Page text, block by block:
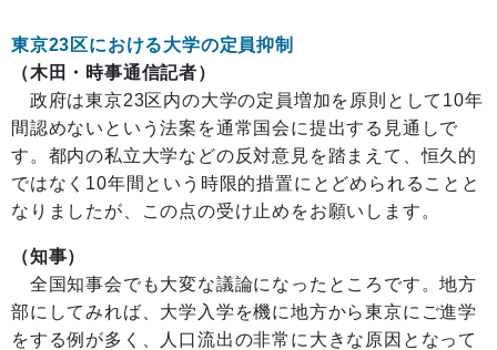
東京23区における大学の定員抑制
（木田・時事通信記者）
政府は東京23区内の大学の定員増加を原則として10年
間認めないという法案を通常国会に提出する見通しで
す。都内の私立大学などの反対意見を踏まえて、恒久的
ではなく10年間という時限的措置にとどめられることと
なりましたが、この点の受け止めをお願いします。
（知事）
全国知事会でも大変な議論になったところです。地方
部にしてみれば、大学入学を機に地方から東京にご進学
をする例が多く、人口流出の非常に大きな原因となって